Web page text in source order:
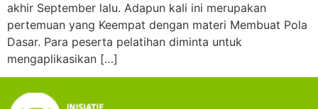
akhir September lalu. Adapun kali ini merupakan
pertemuan yang Keempat dengan materi Membuat Pola
Dasar. Para peserta pelatihan diminta untuk
mengaplikasikan […]